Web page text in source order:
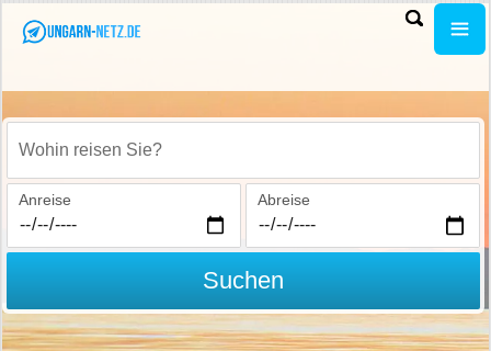
Wohin reisen Sie?
Anreise Abreise
Suchen